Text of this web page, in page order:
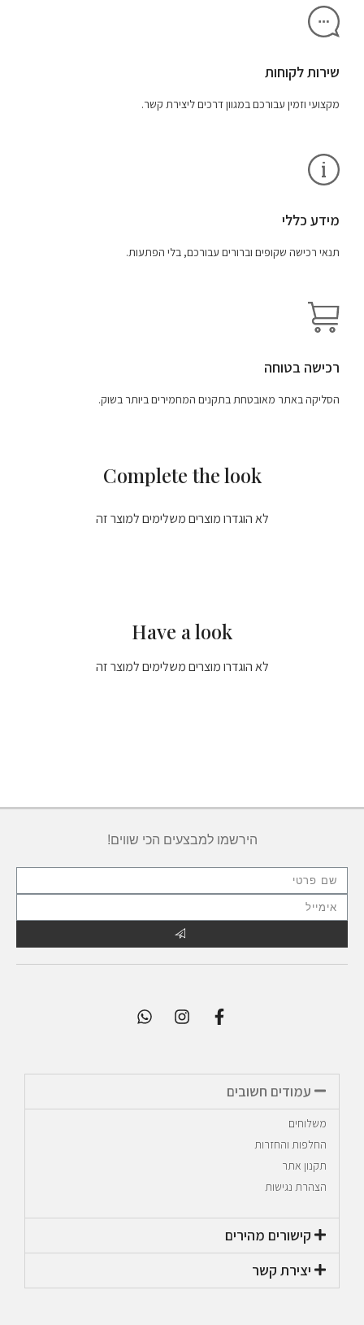
שירות לקוחות
מקצועי וזמין עבורכם במגוון דרכים ליצירת קשר.
מידע כללי
תנאי רכישה שקופים וברורים עבורכם, בלי הפתעות.
רכישה בטוחה
הסליקה באתר מאובטחת בתקנים המחמירים ביותר בשוק.
Complete the look
לא הוגדרו מוצרים משלימים למוצר זה
Have a look
לא הוגדרו מוצרים משלימים למוצר זה
הירשמו למבצעים הכי שווים!
עמודים חשובים
משלוחים
החלפות והחזרות
תקנון אתר
הצהרת נגישות
קישורים מהירים​
יצירת קשר​